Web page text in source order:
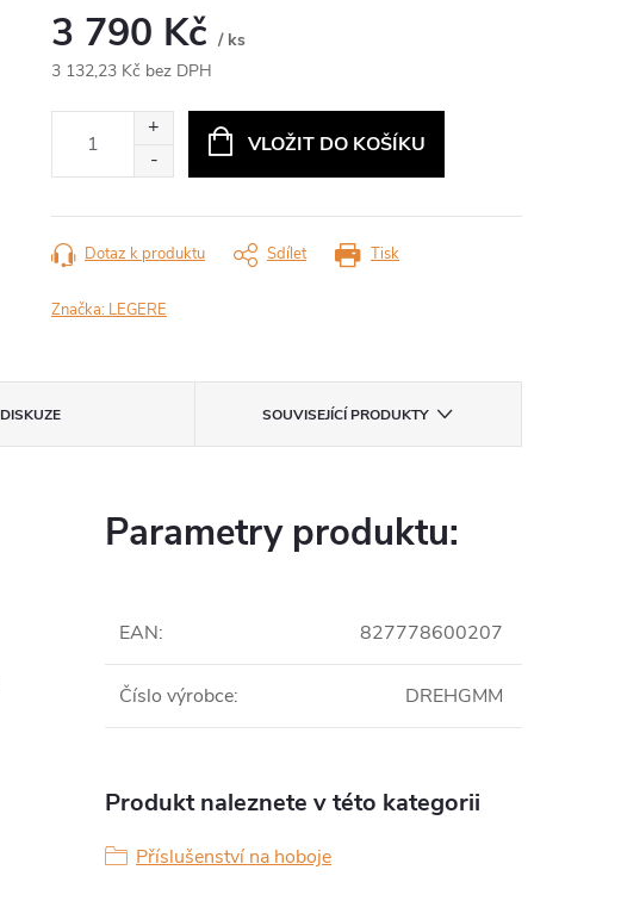
3 790 Kč / ks
3 132,23 Kč bez DPH
VLOŽIT DO KOŠÍKU
Tisk
Dotaz k produktu Sdílet
Značka: LEGERE
DISKUZE SOUVISEJÍCÍ PRODUKTY
Parametry produktu:
EAN: 827778600207
Číslo výrobce: DREHGMM
Produkt naleznete v této kategorii
Příslušenství na hoboje